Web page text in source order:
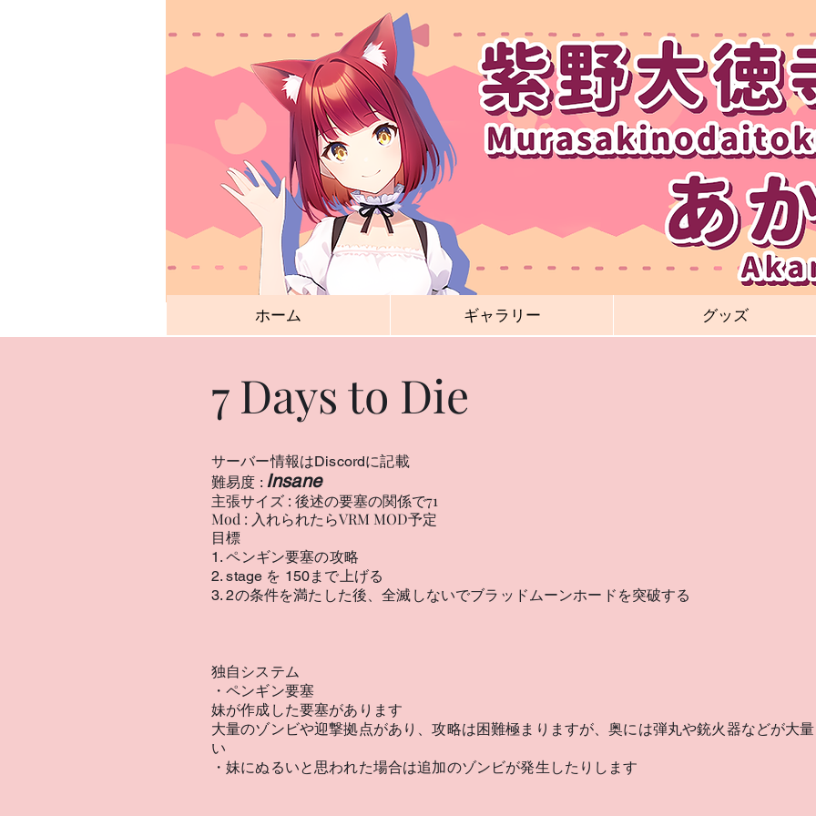
ホーム ギャラリー グッズ
7 Days to Die
サーバー情報はDiscordに記載
難易度 : Insane
主張サイズ : 後述の要塞の関係で71
Mod : 入れられたらVRM MOD予定
目標
1. ペンギン要塞の攻略
2. stage を 150まで上げる
3. 2の条件を満たした後、全滅しないでブラッドムーンホードを突破する
独自システム
・ペンギン要塞
妹が作成した要塞があります
大量のゾンビや迎撃拠点があり、攻略は困難極まりますが、奥には弾丸や銃火器などが大
い
​・妹にぬるいと思われた場合は追加のゾンビが発生したりします